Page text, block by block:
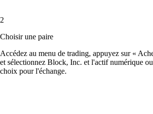
2
Choisir une paire
Accédez au menu de trading, appuyez sur «
et sélectionnez Block, Inc. et l'actif numérique
choix pour l'échange.